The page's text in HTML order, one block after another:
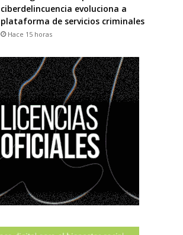
ciberdelincuencia evoluciona a
plataforma de servicios criminales
Hace 15 horas